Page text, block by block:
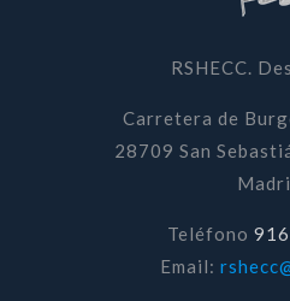
RSHECC.
Carretera de
28709 San
Teléfono
Email: